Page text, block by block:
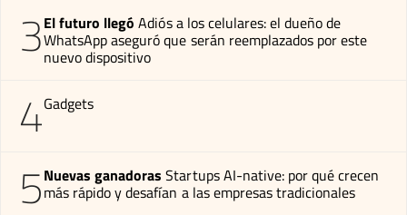
3El futuro llegó Adiós a los celulares: el dueño de
WhatsApp aseguró que serán reemplazados por este
nuevo dispositivo
4Gadgets
5Nuevas ganadoras Startups AI-native: por qué crecen
más rápido y desafían a las empresas tradicionales